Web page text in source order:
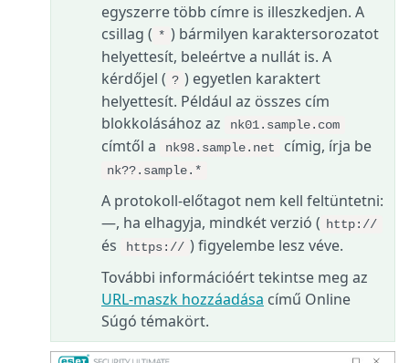
egyszerre több címre is illeszkedjen. A
csillag ( * ) bármilyen karaktersorozatot
helyettesít, beleértve a nullát is. A
kérdőjel ( ? ) egyetlen karaktert
helyettesít. Például az összes cím
blokkolásához az
nk01.sample.com
címtől a nk98.sample.net címig, írja be
nk??.sample.*
A protokoll-előtagot nem kell feltüntetni:
—, ha elhagyja, mindkét verzió ( http://
és https:// ) figyelembe lesz véve.
További információért tekintse meg az
URL-maszk hozzáadása című Online
Súgó témakört.